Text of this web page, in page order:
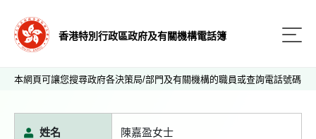
香港特別行政區政府及有關機構電話簿
本網頁可讓您搜尋政府各決策局/部門及有關機構的職員或查詢電話號碼
姓名 陳嘉盈女士